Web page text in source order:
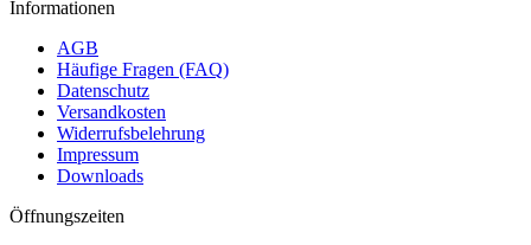
Informationen
AGB
Häufige Fragen (FAQ)
Datenschutz
Versandkosten
Widerrufsbelehrung
Impressum
Downloads
Öffnungszeiten